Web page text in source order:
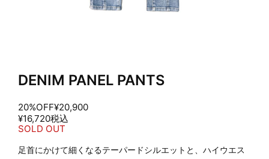
DENIM PANEL PANTS
20%OFF¥20,900
¥16,720税込
SOLD OUT
足首にかけて細くなるテーパードシルエットと、ハイウエス